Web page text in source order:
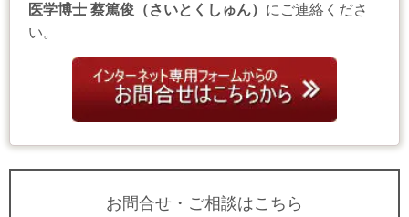
医学博士 蔡篤俊（さいとくしゅん） にご連絡くださ
い。
お問合せ・ご相談はこちら